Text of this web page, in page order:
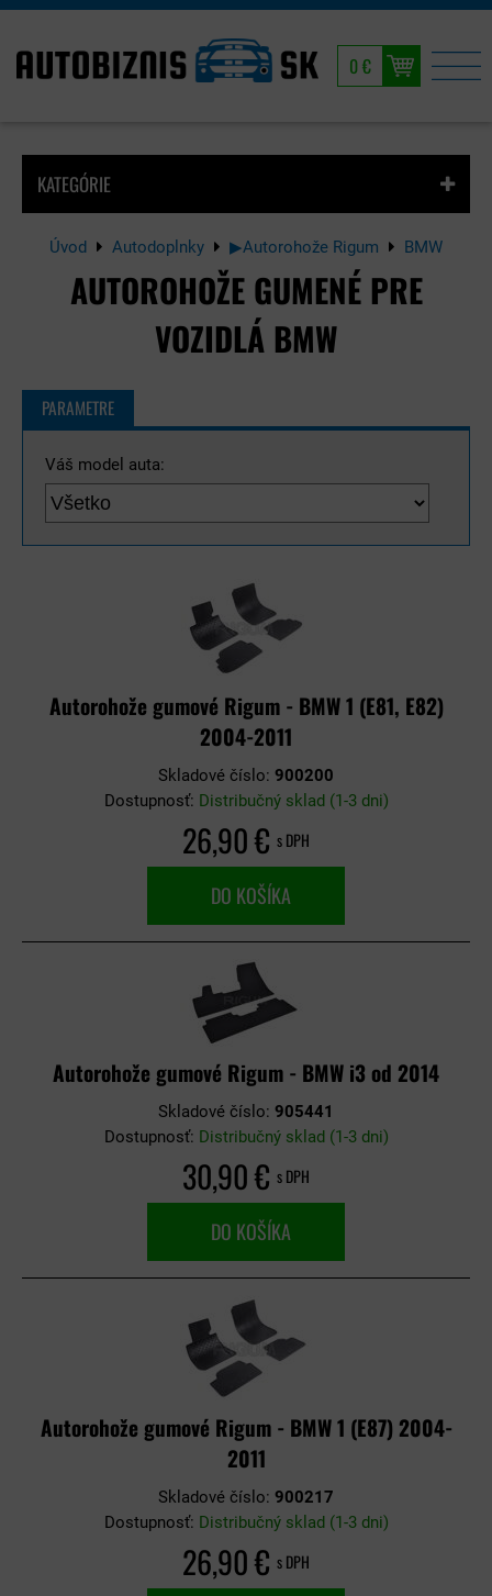
0 €
Úvod Autodoplnky ▶Autorohože Rigum BMW
AUTOROHOŽE GUMENÉ PRE
VOZIDLÁ BMW
KATEGÓRIE
PARAMETRE
Váš model auta:
Autorohože gumové Rigum - BMW 1 (E81, E82)
2004-2011
Skladové číslo: 900200
Dostupnosť: Distribučný sklad (1-3 dni)
26,90 € s DPH
DO KOŠÍKA
Autorohože gumové Rigum - BMW i3 od 2014
Skladové číslo: 905441
Dostupnosť: Distribučný sklad (1-3 dni)
30,90 € s DPH
DO KOŠÍKA
Autorohože gumové Rigum - BMW 1 (E87) 2004-
2011
Skladové číslo: 900217
Dostupnosť: Distribučný sklad (1-3 dni)
26,90 € s DPH